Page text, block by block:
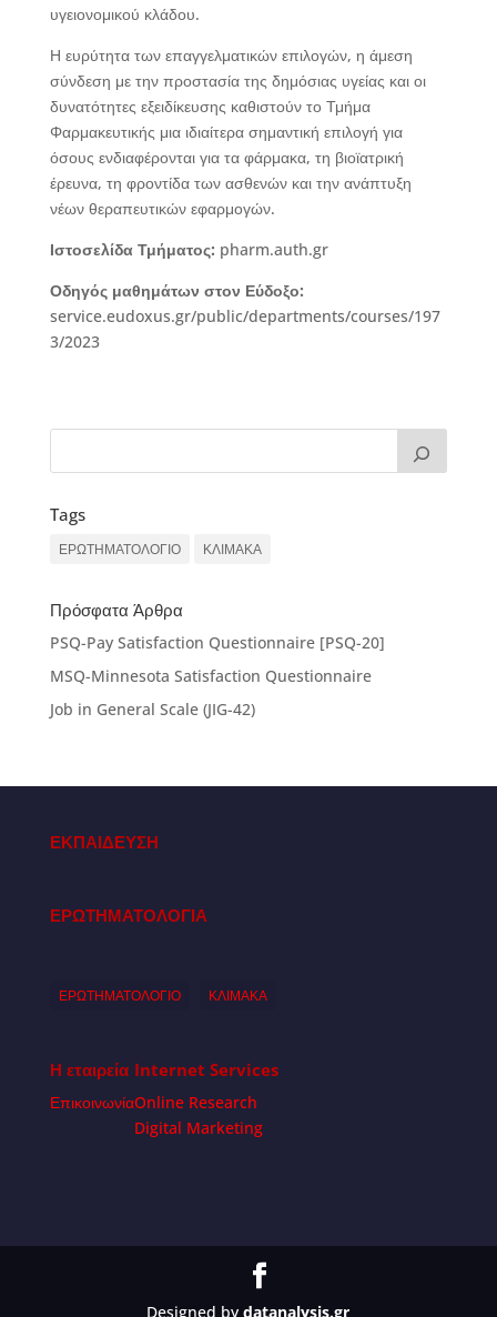
υγειονομικού κλάδου.
Η ευρύτητα των επαγγελματικών επιλογών, η άμεση
σύνδεση με την προστασία της δημόσιας υγείας και οι
δυνατότητες εξειδίκευσης καθιστούν το Τμήμα
Φαρμακευτικής μια ιδιαίτερα σημαντική επιλογή για
όσους ενδιαφέρονται για τα φάρμακα, τη βιοϊατρική
έρευνα, τη φροντίδα των ασθενών και την ανάπτυξη
νέων θεραπευτικών εφαρμογών.
Ιστοσελίδα Τμήματος: pharm.auth.gr
Οδηγός μαθημάτων στον Εύδοξο:
service.eudoxus.gr/public/departments/courses/197
3/2023
Tags
ΕΡΩΤΗΜΑΤΟΛΟΓΙΟ ΚΛΙΜΑΚΑ
Πρόσφατα Άρθρα
PSQ-Pay Satisfaction Questionnaire [PSQ-20]
MSQ-Minnesota Satisfaction Questionnaire
Job in General Scale (JIG-42)
ΕΚΠΑΙΔΕΥΣΗ
ΕΡΩΤΗΜΑΤΟΛΟΓΙΑ
ΕΡΩΤΗΜΑΤΟΛΟΓΙΟ ΚΛΙΜΑΚΑ
Η εταιρεία
Επικοινωνία
Internet Services
Online Research
Digital Marketing
Designed bydatanalysis.gr